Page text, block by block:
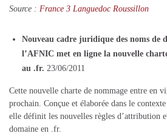
Source : France 3 Languedoc Roussillon
Nouveau cadre juridique des noms de
l’AFNIC met en ligne la nouvelle
au .fr. 23/06/2011
Cette nouvelle charte de nommage entre en
prochain. Conçue et élaborée dans le
elle définit les nouvelles règles d’attribution
domaine en .fr.